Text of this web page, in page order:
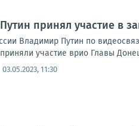
принял участие в
Владимир Путин по
участие врио Главы
03.05.2023, 11:30